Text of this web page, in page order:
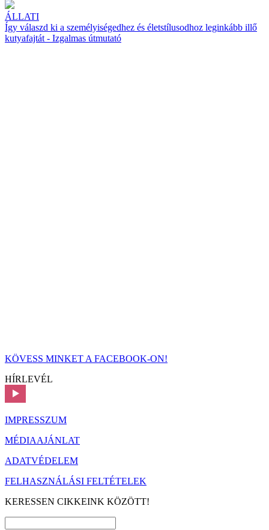
ÁLLATI
Így válaszd ki a személyiségedhez és életstílusodhoz leginkább illő
kutyafajtát - Izgalmas útmutató
KÖVESS MINKET A FACEBOOK-ON!
HÍRLEVÉL
IMPRESSZUM
MÉDIAAJÁNLAT
ADATVÉDELEM
FELHASZNÁLÁSI FELTÉTELEK
KERESSEN CIKKEINK KÖZÖTT!